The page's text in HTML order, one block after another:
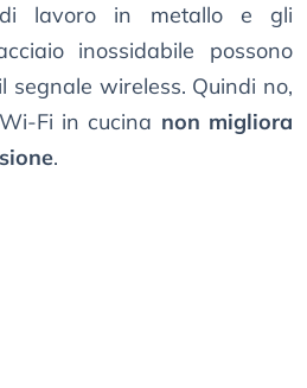
lavoro in metallo e gli
inossidabile possono
segnale wireless. Quindi no,
Fi in cucina non migliora
.